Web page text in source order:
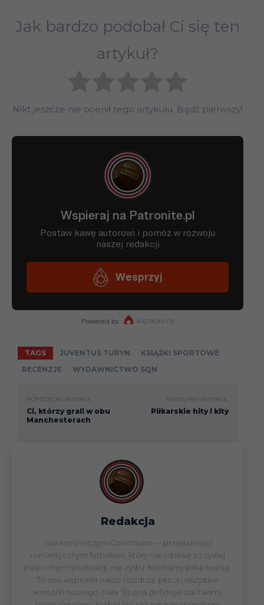
Jak bardzo podobał Ci się ten
artykuł?
Nikt jeszcze nie ocenił tego artykułu. Bądź pierwszy!
TAGS JUVENTUS TURYN
KSIĄŻKI SPORTOWE
RECENZJE
WYDAWNICTWO SQN
POPRZEDNI ARTYKUŁ
Ci, którzy grali w obu
Manchesterach
NASTĘPNY ARTYKUŁ
Piłkarskie hity i kity
Redakcja
Jesteśmy niczym Corinthians — przesiąknięci
romantycznym futbolem, który narodził się z czystej
pasji i chęci rywalizacji, nie zysku. Kochamy piłkę nożną.
To ona wypełnia nasze nozdrza, płuca i wszystkie
komórki naszego ciała. To ona definiuje nas takimi,